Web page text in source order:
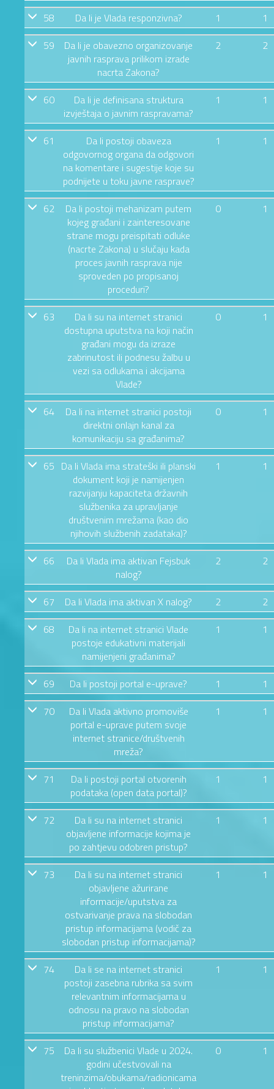
58 Da li je Vlada responzivna? 1
1
59
Da li je obavezno organizovanje
javnih rasprava prilikom izrade
nacrta Zakona?
2 2
60
Da li je definisana struktura
izvještaja o javnim raspravama?
1 1
61
Da li postoji obaveza
odgovornog organa da odgovori
na komentare i sugestije koje su
podnijete u toku javne rasprave?
1 1
62
Da li postoji mehanizam putem
kojeg građani i zainteresovane
strane mogu preispitati odluke
(nacrte Zakona) u slučaju kada
proces javnih rasprava nije
sproveden po propisanoj
proceduri?
0 1
63
Da li su na internet stranici
dostupna uputstva na koji način
građani mogu da izraze
zabrinutost ili podnesu žalbu u
vezi sa odlukama i akcijama
Vlade?
0 1
64
Da li na internet stranici postoji
direktni onlajn kanal za
komunikaciju sa građanima?
0 1
65 Da li Vlada ima strateški ili planski
dokument koji je namijenjen
razvijanju kapaciteta državnih
službenika za upravljanje
društvenim mrežama (kao dio
njihovih službenih zadataka)?
1 1
66
Da li Vlada ima aktivan Fejsbuk
nalog?
2 2
67 Da li Vlada ima aktivan X nalog? 2
2
68
Da li na internet stranici Vlade
postoje edukativni materijali
namijenjeni građanima?
1 1
69 Da li postoji portal e-uprave? 1
1
70
Da li Vlada aktivno promoviše
portal e-uprave putem svoje
internet stranice/društvenih
mreža?
1 1
71
Da li postoji portal otvorenih
podataka (open data portal)?
1 1
72
Da li su na internet stranici
objavljene informacije kojima je
po zahtjevu odobren pristup?
1 1
73
Da li su na internet stranici
objavljene ažurirane
informacije/uputstva za
ostvarivanje prava na slobodan
pristup informacijama (vodič za
slobodan pristup informacijama)?
1 1
74
Da li se na internet stranici
postoji zasebna rubrika sa svim
relevantnim informacijama u
odnosu na pravo na slobodan
pristup informacijama?
1 1
75
Da li su službenici Vlade u 2024.
godini učestvovali na
treninzima/obukama/radionicama
0 1